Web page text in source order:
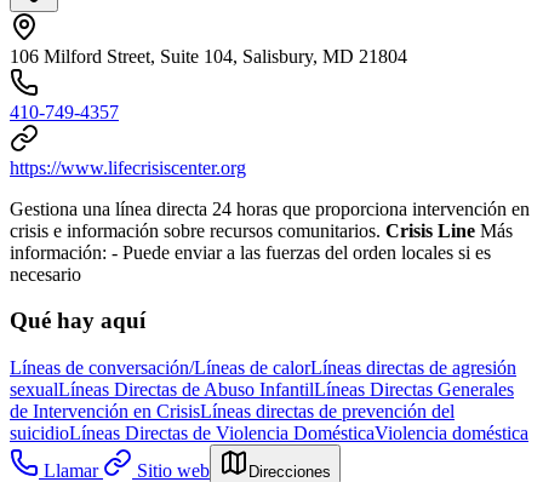
106 Milford Street, Suite 104, Salisbury, MD 21804
410-749-4357
https://www.lifecrisiscenter.org
Gestiona una línea directa 24 horas que proporciona intervención en
crisis e información sobre recursos comunitarios. Crisis Line Más
información: - Puede enviar a las fuerzas del orden locales si es
necesario
Qué hay aquí
Líneas de conversación/Líneas de calorLíneas directas de agresión
sexualLíneas Directas de Abuso InfantilLíneas Directas Generales
de Intervención en CrisisLíneas directas de prevención del
suicidioLíneas Directas de Violencia DomésticaViolencia doméstica
Llamar
Sitio web Direcciones